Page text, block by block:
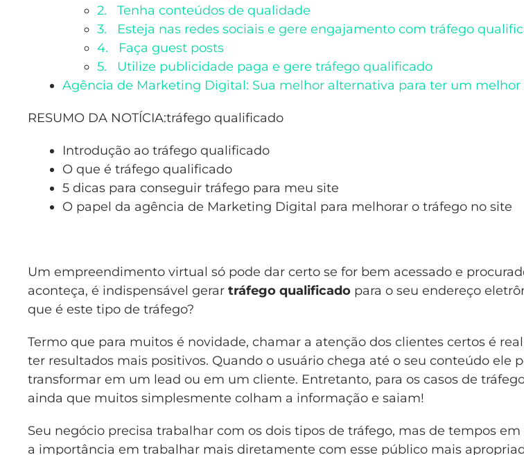
2. Tenha conteúdos de qualidade
3. Esteja nas redes sociais e gere engajamento com tráfego
4. Faça guest posts
5. Utilize publicidade paga e gere tráfego qualificado
Agência de Marketing Digital: Sua melhor alternativa para ter um melhor
RESUMO DA NOTÍCIA:tráfego qualificado
Introdução ao tráfego qualificado
O que é tráfego qualificado
5 dicas para conseguir tráfego para meu site
O papel da agência de Marketing Digital para melhorar o tráfego no site
Um empreendimento virtual só pode dar certo se for bem acessado e
aconteça, é indispensável gerar tráfego qualificado para o seu endereço
que é este tipo de tráfego?
Termo que para muitos é novidade, chamar a atenção dos clientes certos é
ter resultados mais positivos. Quando o usuário chega até o seu conteúdo ele
transformar em um lead ou em um cliente. Entretanto, para os casos de
ainda que muitos simplesmente colham a informação e saiam!
Seu negócio precisa trabalhar com os dois tipos de tráfego, mas de tempos
a importância em trabalhar mais diretamente com esse público mais